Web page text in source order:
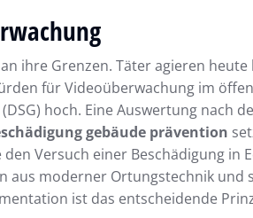
ihre Grenzen. Täter agieren
für Videoüberwachung im
hoch. Eine Auswertung nach
gebäude prävention
Versuch einer Beschädigung in
moderner Ortungstechnik und
ist das entscheidende